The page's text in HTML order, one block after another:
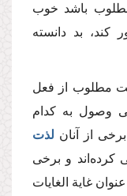
باشد خوب
كند، بد دانسته
مطلوب از فعل
وصول به كدام
از آنان لذت
كرده‌اند و برخی
غایة الغایات